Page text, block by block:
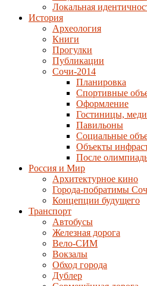
Локальная
История
Археология
Книги
Прогулки
Публикации
Сочи-2014
Планировка
Спортивные
Оформление
Гостиницы,
Павильоны
Социальные
Объекты
После
Россия и Мир
Архитектурное кино
Города-побратимы
Концепции будущего
Транспорт
Автобусы
Железная дорога
Вело-СИМ
Вокзалы
Обход города
Дублер